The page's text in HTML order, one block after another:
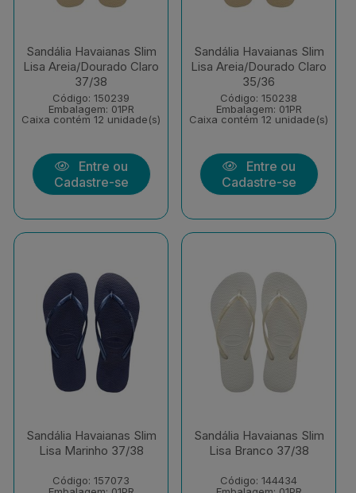
Sandália Havaianas Slim
Lisa Areia/Dourado Claro
37/38
Código: 150239
Embalagem: 01PR
Caixa contém 12 unidade(s)
Entre ou
Cadastre-se
Sandália Havaianas Slim
Lisa Areia/Dourado Claro
35/36
Código: 150238
Embalagem: 01PR
Caixa contém 12 unidade(s)
Entre ou
Cadastre-se
Sandália Havaianas Slim
Lisa Marinho 37/38
Código: 157073
Sandália Havaianas Slim
Lisa Branco 37/38
Código: 144434